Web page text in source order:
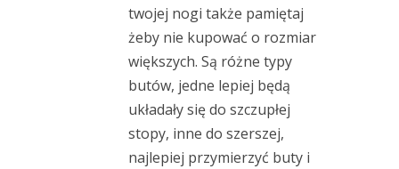
twojej nogi także pamiętaj
żeby nie kupować o rozmiar
większych. Są różne typy
butów, jedne lepiej będą
układały się do szczupłej
stopy, inne do szerszej,
najlepiej przymierzyć buty i